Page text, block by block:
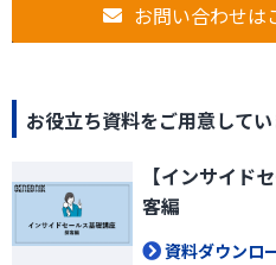
お問い合わせは
お役立ち資料をご用意して
【インサイド
客編
資料ダウンロ